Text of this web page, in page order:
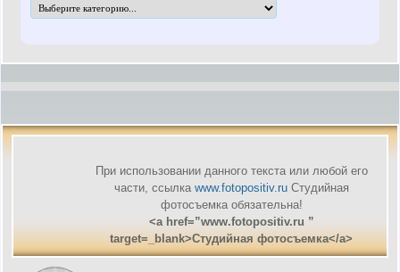
При использовании данного текста или любой его
части, ссылка www.fotopositiv.ru Cтудийная
фотосъемка обязательна!
<a href=”www.fotopositiv.ru ”
target=_blank>Cтудийная фотосъемка</a>